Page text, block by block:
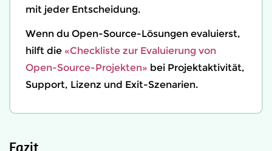
mit jeder Entscheidung.
Wenn du Open-Source-Lösungen evaluierst,
hilft die «Checkliste zur Evaluierung von
Open-Source-Projekten» bei Projektaktivität,
Support, Lizenz und Exit-Szenarien.
Fazit